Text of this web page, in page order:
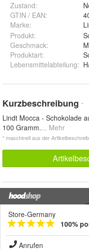
Zustand:
GTIN / EAN:
Marke:
Produkt:
Geschmack:
Produktart:
Lebensmittelabteilung:
Kurzbeschreibung *
Lindt Mocca - Schokolade
100 Gramm.... Mehr
* maschinell aus der
Store-Germany
100%
Anrufen